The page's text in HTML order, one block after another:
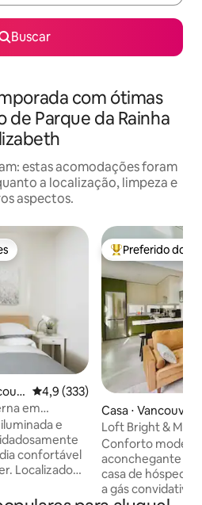
Buscar
com ótimas
de Parque da Rainha
estas acomodações foram
a localização, limpeza e
aspectos.
dos hóspedes
4,9 de uma avaliação média de
4,9 (333)
em
e
confortável
e a Main
Entre os
Preferido dos
Casa ⋅ Vancouver
Loft Bright &
Conforto
aconchegante
casa de
a gás convidativa